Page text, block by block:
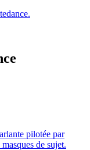
pilotée par
de sujet.